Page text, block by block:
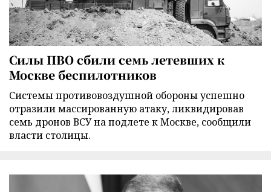
Силы ПВО сбили семь летевших к
Москве беспилотников
Cистемы противовоздушной обороны успешно
отразили массированную атаку, ликвидировав
семь дронов ВСУ на подлете к Москве, сообщили
власти столицы.